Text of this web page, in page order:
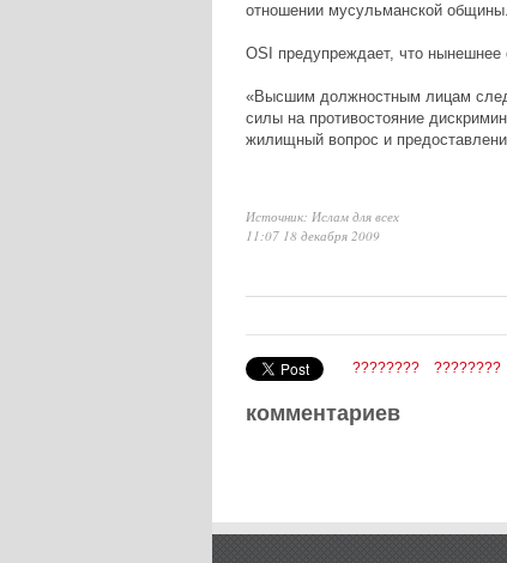
отношении мусульманской общины.
OSI предупреждает, что нынешнее
«Высшим должностным лицам
силы на противостояние
жилищный вопрос и
Источник: Ислам для всех
11:07 18 декабря 2009
???????? ????????
комментариев